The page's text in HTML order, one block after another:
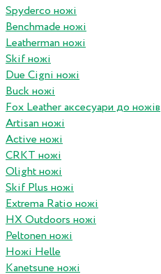
Spyderco ножі
Benchmade ножі
Leatherman ножі
Skif ножі
Due Cigni ножі
Buck ножі
Fox Leather аксесуари до ножів
Artisan ножі
Active ножі
CRKT ножі
Olight ножі
Skif Plus ножі
Extrema Ratio ножі
HX Outdoors ножі
Peltonen ножі
Ножі Helle
Kanetsune ножі